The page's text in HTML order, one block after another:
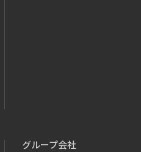
グループ会社